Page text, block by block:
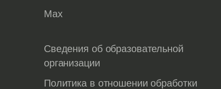
Max
Сведения об образовательной
организации
Политика в отношении обработки